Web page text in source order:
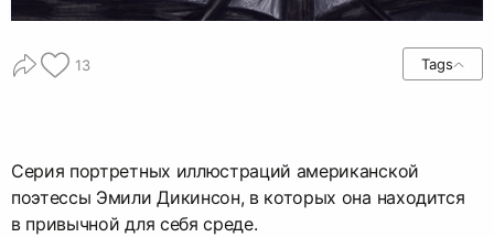
13 Tags
Серия портретных иллюстраций американской
поэтессы Эмили Дикинсон, в которых она находится
в привычной для себя среде.